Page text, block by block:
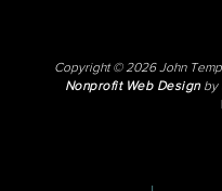
Copyright © 2026 John
Nonprofit Web Designby